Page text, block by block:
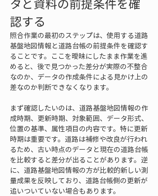
認する
照合作業の最初のステップは、使用する道路
基盤地図情報と道路台帳の前提条件を確認す
ることです。ここを曖昧にしたまま作業を進
めると、後で見つかった差分が実際の不整合
なのか、データの作成条件による見かけ上の
差なのか判断できなくなります。
まず確認したいのは、道路基盤地図情報の作
成時期、更新時期、対象範囲、データ形式、
位置の基準、属性項目の内容です。特に更新
時期は重要です。道路は補修や改良が行われ
るため、古い時点のデータと現在の道路台帳
を比較すると差分が出ることがあります。逆
に、道路基盤地図情報の方が比較的新しい測
量成果を反映しており、道路台帳側の更新が
追いついていない場合もあります。